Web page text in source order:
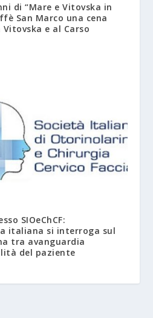
di “Mare e Vitovska in
San Marco una cena
e al Carso
SIOeChCF:
italiana si interroga sul
tra avanguardia
del paziente